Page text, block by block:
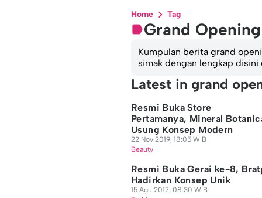
Home Tag
Grand
Kumpulan berita grand
simak dengan lengkap
Latest in grand
Resmi Buka Store
Pertamanya, Mineral
Usung Konsep Modern
22 Nov 2019, 18:05 WIB
Beauty
Resmi Buka Gerai ke-8,
Hadirkan Konsep Unik
15 Agu 2017, 08:30 WIB